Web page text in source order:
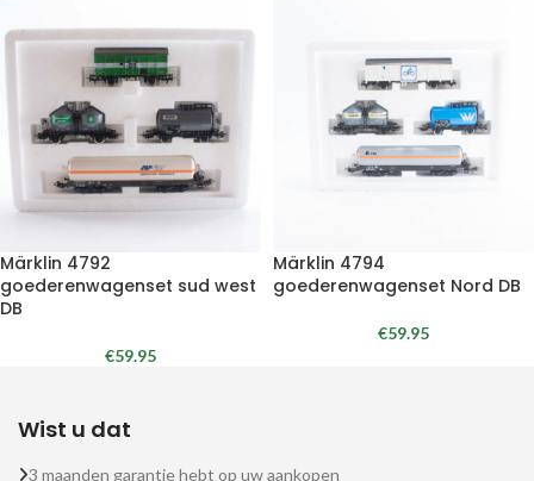
Märklin 4792
goederenwagenset sud west
DB
€59.95
Märklin 4794
goederenwagenset Nord DB
€59.95
Wist u dat
3 maanden garantie hebt op uw aankopen